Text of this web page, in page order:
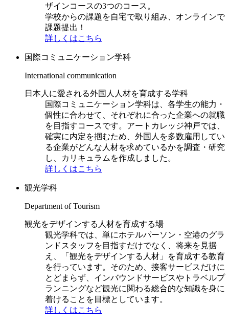
ザインコースの3つのコース。
学校からの課題を自宅で取り組み、オンラインで
課題提出！
詳しくはこちら
国際コミュニケーション学科
International communication
日本人に愛される外国人人材を育成する学科
国際コミュニケーション学科は、各学生の能力・
個性に合わせて、それぞれに合った企業への就職
を目指すコースです。アートカレッジ神戸では、
確実に内定を掴むため、外国人を多数雇用してい
る企業がどんな人材を求めているかを調査・研究
し、カリキュラムを作成しました。
詳しくはこちら
観光学科
Department of Tourism
観光をデザインする人材を育成する場
観光学科では、単にホテルパーソン・空港のグラ
ンドスタッフを目指すだけでなく、将来を見据
え、「観光をデザインする人材」を育成する教育
を行っています。そのため、接客サービスだけに
とどまらず、インバウンドサービスやトラベルプ
ランニングなど観光に関わる総合的な知識を身に
着けることを目標としています。
詳しくはこちら